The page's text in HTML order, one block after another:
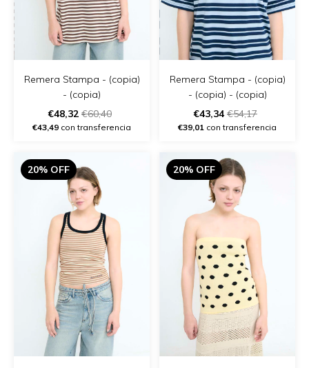
Remera Stampa - (copia)
- (copia)
€48,32 €60,40
€43,49 con transferencia
Remera Stampa - (copia)
- (copia) - (copia)
€43,34€54,17
€39,01 con transferencia
20% OFF 20% OFF